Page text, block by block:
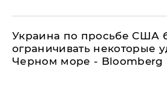
Украина по просьбе США
ограничивать некоторые
Черном море - Bloomberg